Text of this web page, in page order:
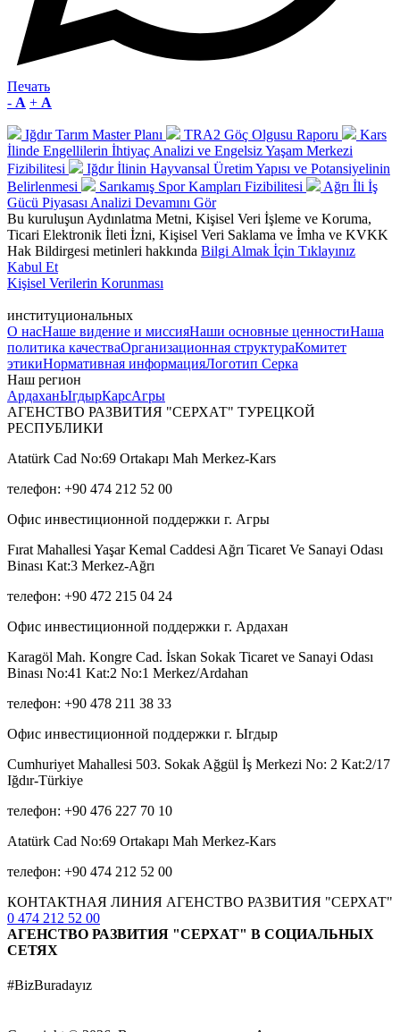
Печать
- A + A
Iğdır Tarım Master Planı TRA2 Göç Olgusu Raporu
Kars
İlinde Engellilerin İhtiyaç Analizi ve Engelsiz Yaşam Merkezi
Fizibilitesi
Iğdır İlinin Hayvansal Üretim Yapısı ve Potansiyelinin
Belirlenmesi
Sarıkamış Spor Kampları Fizibilitesi
Ağrı İli İş
Gücü Piyasası Analizi Devamını Gör
Bu kuruluşun Aydınlatma Metni, Kişisel Veri İşleme ve Koruma,
Ticari Elektronik İleti İzni, Kişisel Veri Saklama ve İmha ve KVKK
Hak Bildirgesi metinleri hakkında Bilgi Almak İçin Tıklayınız
Kabul Et
Kişisel Verilerin Korunması
институциональных
О насНаше видение и миссияНаши основные ценностиНаша
политика качестваОрганизационная структураКомитет
этикиНормативная информацияЛоготип Серка
Наш регион
АрдаханЫгдырКарсАгры
АГЕНСТВО РАЗВИТИЯ "СЕРХАТ" ТУРЕЦКОЙ
РЕСПУБЛИКИ
Atatürk Cad No:69 Ortakapı Mah Merkez-Kars
телефон: +90 474 212 52 00
Офис инвестиционной поддержки г. Агры
Fırat Mahallesi Yaşar Kemal Caddesi Ağrı Ticaret Ve Sanayi Odası
Binası Kat:3 Merkez-Ağrı
телефон: +90 472 215 04 24
Офис инвестиционной поддержки г. Ардахан
Karagöl Mah. Kongre Cad. İskan Sokak Ticaret ve Sanayi Odası
Binası No:41 Kat:2 No:1 Merkez/Ardahan
телефон: +90 478 211 38 33
Офис инвестиционной поддержки г. Ыгдыр
Cumhuriyet Mahallesi 503. Sokak Ağgül İş Merkezi No: 2 Kat:2/17
Iğdır-Türkiye
телефон: +90 476 227 70 10
Atatürk Cad No:69 Ortakapı Mah Merkez-Kars
телефон: +90 474 212 52 00
КОНТАКТНАЯ ЛИНИЯ АГЕНСТВО РАЗВИТИЯ "СЕРХАТ"
0 474 212 52 00
АГЕНСТВО РАЗВИТИЯ "СЕРХАТ" В СОЦИАЛЬНЫХ
СЕТЯХ
#BizBuradayız